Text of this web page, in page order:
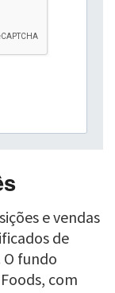
e vendas
de
O fundo
com